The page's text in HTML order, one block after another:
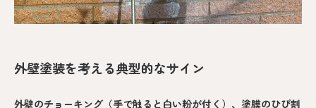
外壁塗装を考える典型的なサイン
外壁のチョーキング（手で触ると白い粉が付く）、塗膜のひび割